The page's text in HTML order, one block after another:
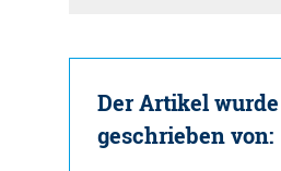
Der Artikel wurde
geschrieben von: